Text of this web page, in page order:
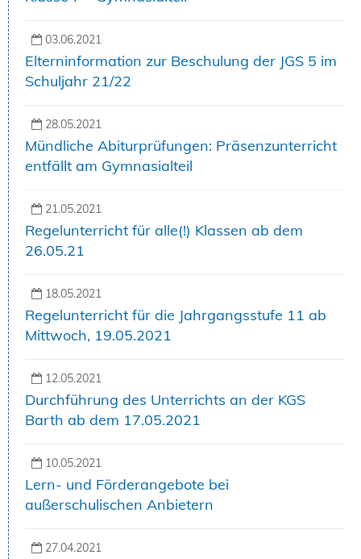
03.06.2021
Elterninformation zur Beschulung der JGS 5 im
Schuljahr 21/22
28.05.2021
Mündliche Abiturprüfungen: Präsenzunterricht
entfällt am Gymnasialteil
21.05.2021
Regelunterricht für alle(!) Klassen ab dem
26.05.21
18.05.2021
Regelunterricht für die Jahrgangsstufe 11 ab
Mittwoch, 19.05.2021
12.05.2021
Durchführung des Unterrichts an der KGS
Barth ab dem 17.05.2021
10.05.2021
Lern- und Förderangebote bei
außerschulischen Anbietern
27.04.2021